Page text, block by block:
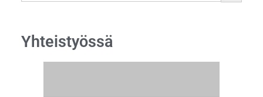
Yhteistyössä